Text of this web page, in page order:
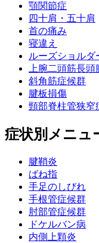
顎関節症
四十肩・五十肩
首の痛み
寝違え
ルーズショルダ
上腕二頭筋長頭
斜角筋症候群
腱板損傷
頸部脊柱管狭窄
症状別メニュ
腱鞘炎
ばね指
手足のしびれ
手根管症候群
肘部管症候群
ドケルバン病
内側上顆炎